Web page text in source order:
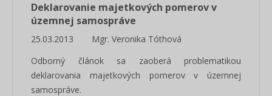
Deklarovanie majetkových pomerov v
územnej samospráve
25.03.2013
Mgr. Veronika Tóthová
Odborný článok sa zaoberá problematikou
deklarovania majetkových pomerov v územnej
samospráve.